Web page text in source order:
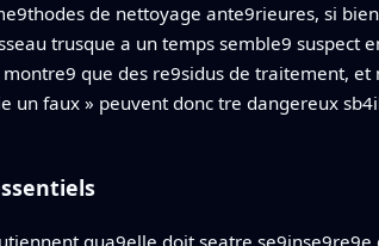
de nettoyage ante9rieures, si
trusque a un temps semble9 suspect
que des re9sidus de traitement, et
un faux » peuvent donc tre dangereux
qua9elle doit seatre se9inse9re9e